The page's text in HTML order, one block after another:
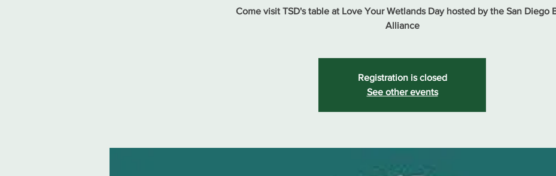
Come visit TSD's table at Love Your Wetlands Day hosted by the San Diego
Alliance
Registration is closed
See other events